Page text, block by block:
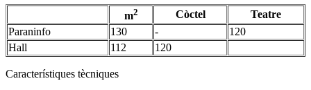
m2 Còctel
Teatre
Paraninfo
130 -
120
Hall
112 120
Característiques tècniques